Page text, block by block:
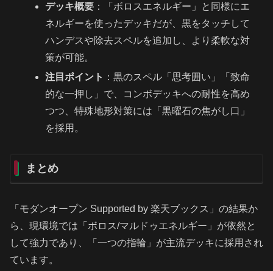
デッキ概要 ：「ボロスエネルギー」と同様にエ
ネルギーを使ったデッキだが、黒をタッチして
ハンデスや除去スペルを追加し、より柔軟な対
策が可能。
注目ポイント ：黒のスペル「思考囲い」「致命
的な一押し」で、コンボデッキへの耐性を高め
つつ、特殊地形対策には「黒曜石の焦がし口」
を採用。
まとめ
「モダンオープン Supported by 楽天ブックス」の結果か
ら、現環境では「ボロス/マルドゥエネルギー」が依然と
して強力であり、「一つの指輪」が主流デッキに採用され
ています。